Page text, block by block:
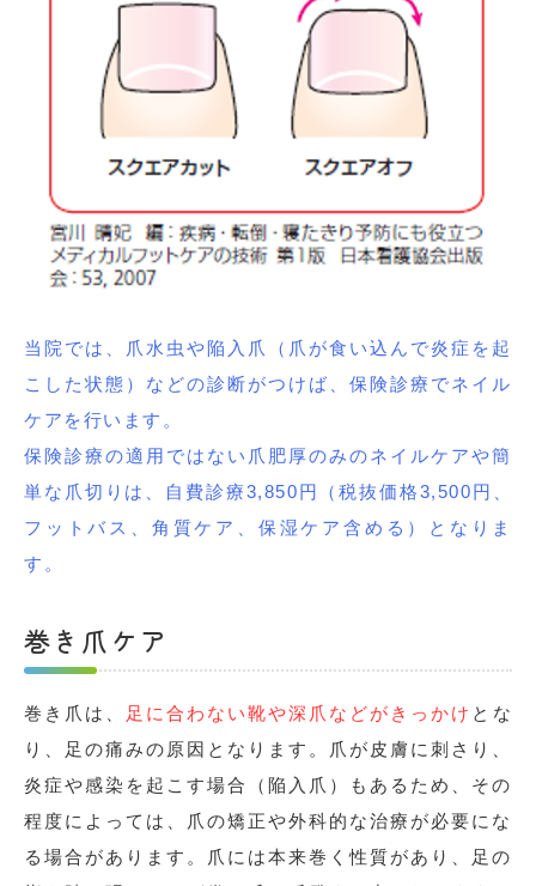
当院では、爪水虫や陥入爪（爪が食い込んで炎症を起
こした状態）などの診断がつけば、保険診療でネイル
ケアを行います。
保険診療の適用ではない爪肥厚のみのネイルケアや簡
単な爪切りは、自費診療3,850円（税抜価格3,500円、
フットバス、角質ケア、保湿ケア含める）となりま
す。
巻き爪ケア
巻き爪は、 足に合わない靴や深爪などがきっかけ とな
り、足の痛みの原因となります。爪が皮膚に刺さり、
炎症や感染を起こす場合（陥入爪）もあるため、その
程度によっては、爪の矯正や外科的な治療が必要にな
る場合があります。爪には本来巻く性質があり、足の